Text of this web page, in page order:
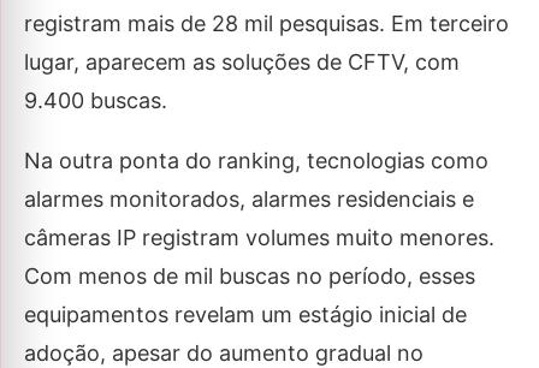
registram mais de 28 mil pesquisas. Em terceiro
lugar, aparecem as soluções de CFTV, com
9.400 buscas.
Na outra ponta do ranking, tecnologias como
alarmes monitorados, alarmes residenciais e
câmeras IP registram volumes muito menores.
Com menos de mil buscas no período, esses
equipamentos revelam um estágio inicial de
adoção, apesar do aumento gradual no